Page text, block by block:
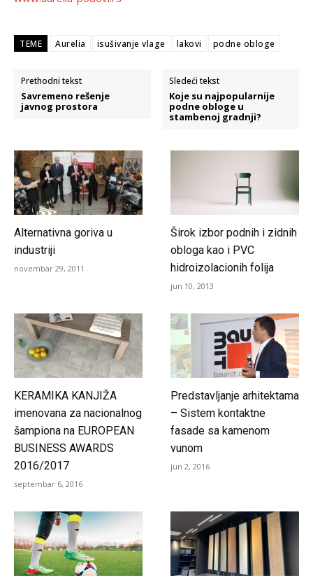
TEME Aurelia isušivanje vlage lakovi podne obloge
Prethodni tekst
Savremeno rešenje
javnog prostora
Sledeći tekst
Koje su najpopularnije
podne obloge u
stambenoj gradnji?
Alternativna goriva u
industriji
novembar 29, 2011
Širok izbor podnih i zidnih
obloga kao i PVC
hidroizolacionih folija
jun 10, 2013
KERAMIKA KANJIŽA
imenovana za nacionalnog
šampiona na EUROPEAN
BUSINESS AWARDS
2016/2017
septembar 6, 2016
Predstavljanje arhitektama
– Sistem kontaktne
fasade sa kamenom
vunom
jun 2, 2016